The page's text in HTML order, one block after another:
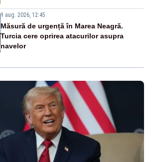
9 aug. 2026, 12:45
Măsură de urgență în Marea Neagră.
Turcia cere oprirea atacurilor asupra
navelor